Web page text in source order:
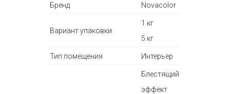
Бренд Novacolor
Вариант упаковки
1 кг
5 кг
Тип помещения Интерьер
Блестящий
эффект